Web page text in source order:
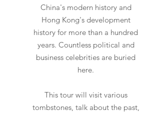
China's modern history and
Hong Kong's development
history for more than a hundred
years. Countless political and
business celebrities are buried
here.
This tour will visit various
tombstones, talk about the past,